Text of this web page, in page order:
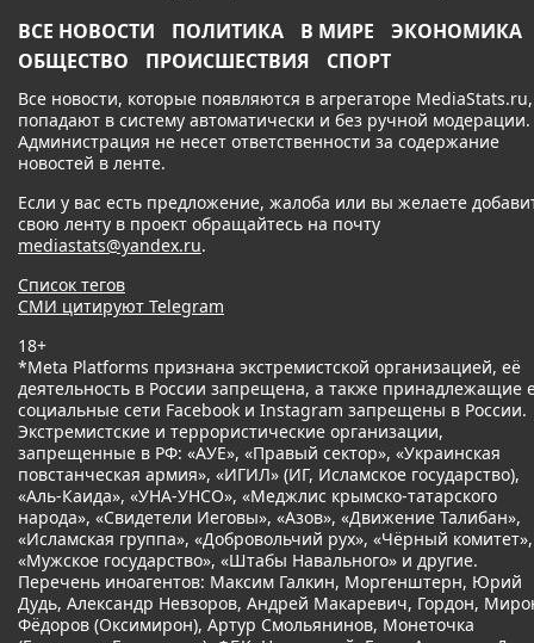
ВСЕ НОВОСТИ ПОЛИТИКА В МИРЕ
ЭКОНОМИКА
ОБЩЕСТВО
ПРОИСШЕСТВИЯ СПОРТ
Все новости, которые появляются в агрегаторе MediaStats.ru,
попадают в систему автоматически и без ручной модерации.
Администрация не несет ответственности за содержание
новостей в ленте.
Если у вас есть предложение, жалоба или вы желаете
свою ленту в проект обращайтесь на почту
mediastats@yandex.ru.
Список тегов
СМИ цитируют Telegram
18+
*Meta Platforms признана экстремистской организацией, её
деятельность в России запрещена, а также принадлежащие
социальные сети Facebook и Instagram запрещены в России.
Экстремистские и террористические организации,
запрещенные в РФ: «АУЕ», «Правый сектор», «Украинская
повстанческая армия», «ИГИЛ» (ИГ, Исламское государство),
«Аль-Каида», «УНА-УНСО», «Меджлис крымско-татарского
народа», «Свидетели Иеговы», «Азов», «Движение Талибан»,
«Исламская группа», «Добровольчий рух», «Чёрный комитет»,
«Мужское государство», «Штабы Навального» и другие.
Перечень иноагентов: Максим Галкин, Моргенштерн, Юрий
Дудь, Александр Невзоров, Андрей Макаревич, Гордон,
Фёдоров (Оксимирон), Артур Смольянинов, Монеточка